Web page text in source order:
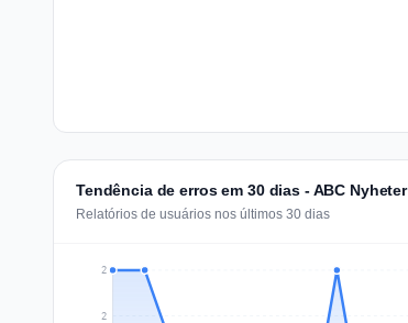
Tendência de erros em 30 dias - ABC Nyheter
Relatórios de usuários nos últimos 30 dias
2
2